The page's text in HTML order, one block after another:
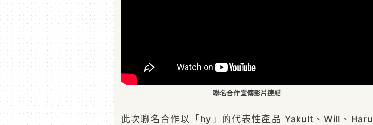
聯名合作宣傳影片連結
此次聯名合作以「hy」的代表性產品 Yakult、Will、Haru